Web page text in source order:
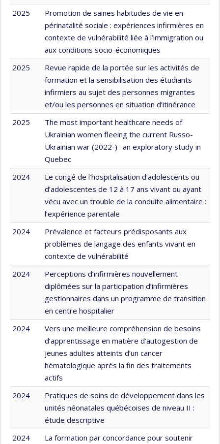
2025
Promotion de saines habitudes de vie en
périnatalité sociale : expériences infirmières en
contexte de vulnérabilité liée à l’immigration ou
aux conditions socio-économiques
2025
Revue rapide de la portée sur les activités de
formation et la sensibilisation des étudiants
infirmiers au sujet des personnes migrantes
et/ou les personnes en situation d’itinérance
2025
The most important healthcare needs of
Ukrainian women fleeing the current Russo-
Ukrainian war (2022-) : an exploratory study in
Quebec
2024
Le congé de l’hospitalisation d’adolescents ou
d’adolescentes de 12 à 17 ans vivant ou ayant
vécu avec un trouble de la conduite alimentaire :
l’expérience parentale
2024
Prévalence et facteurs prédisposants aux
problèmes de langage des enfants vivant en
contexte de vulnérabilité
2024
Perceptions d’infirmières nouvellement
diplômées sur la participation d’infirmières
gestionnaires dans un programme de transition
en centre hospitalier
2024
Vers une meilleure compréhension de besoins
d’apprentissage en matière d’autogestion de
jeunes adultes atteints d’un cancer
hématologique après la fin des traitements
actifs
2024
Pratiques de soins de développement dans les
unités néonatales québécoises de niveau II :
étude descriptive
2024
La formation par concordance pour soutenir